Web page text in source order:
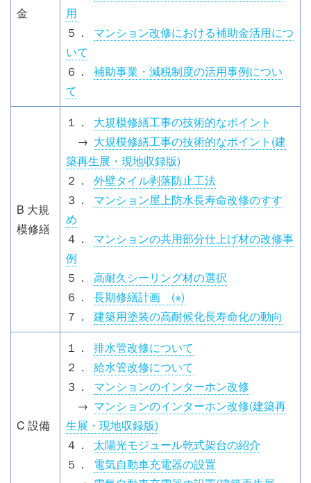
金
用
５．
マンション改修における補助金活用につ
いて
６．
補助事業・減税制度の活用事例につい
て
B 大規
模修繕
１．
大規模修繕工事の技術的なポイント
→ 大規模修繕工事の技術的なポイント(建
築再生展・現地収録版)
２．
外壁タイル剥落防止工法
３．
マンション屋上防水長寿命改修のすす
め
４．
マンションの共用部分仕上げ材の改修事
例
５．
高耐久シーリング材の選択
６．
長期修繕計画 (※)
７．
建築用塗装の高耐候化長寿命化の動向
C 設備
１．
排水管改修について
２．
給水管改修について
３．
マンションのインターホン改修
→ マンションのインターホン改修(建築再
生展・現地収録版)
４．
太陽光モジュール乾式架台の紹介
５．
電気自動車充電器の設置